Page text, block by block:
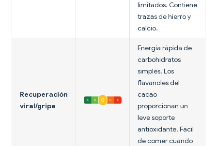
limitados. Contiene
trazas de hierro y
calcio.
Recuperación
viral/gripe
Energía rápida de
carbohidratos
simples. Los
flavanoles del
cacao
proporcionan un
leve soporte
antioxidante. Fácil
de comer cuando